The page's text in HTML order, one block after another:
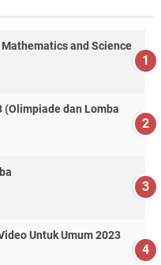
Mathematics and Science
(Olimpiade dan Lomba
Untuk Umum 2023